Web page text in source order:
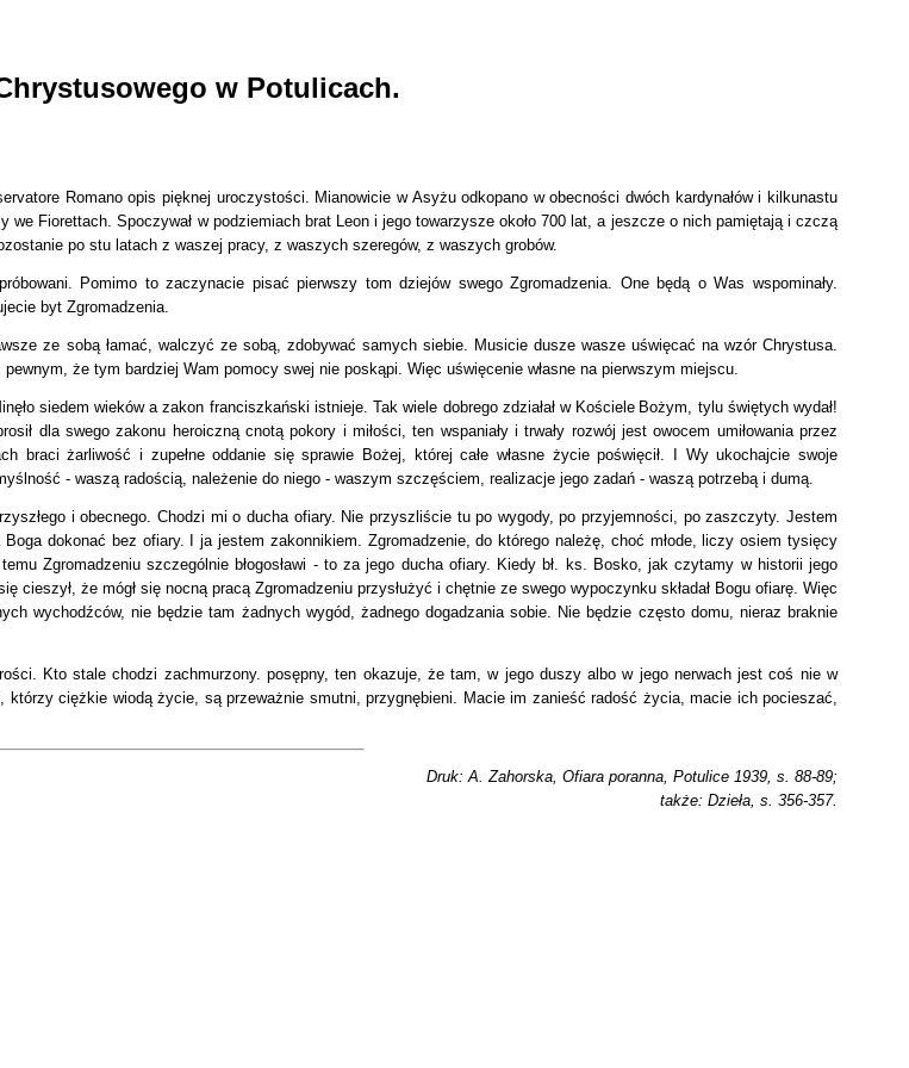
w Potulicach.
Romano opis pięknej uroczystości. Mianowicie w Asyżu odkopano w obecności dwóch kardynałów i kilkunastu
Fiorettach. Spoczywał w podziemiach brat Leon i jego towarzysze około 700 lat, a jeszcze o nich pamiętają i czczą
po stu latach z waszej pracy, z waszych szeregów, z waszych grobów.
Pomimo to zaczynacie pisać pierwszy tom dziejów swego Zgromadzenia. One będą o Was wspominały.
byt Zgromadzenia.
ze sobą łamać, walczyć ze sobą, zdobywać samych siebie. Musicie dusze wasze uświęcać na wzór Chrystusa.
że tym bardziej Wam pomocy swej nie poskąpi. Więc uświęcenie własne na pierwszym miejscu.
siedem wieków a zakon franciszkański istnieje. Tak wiele dobrego zdziałał w Kościele Bożym, tylu świętych wydał!
dla swego zakonu heroiczną cnotą pokory i miłości, ten wspaniały i trwały rozwój jest owocem umiłowania przez
braci żarliwość i zupełne oddanie się sprawie Bożej, której całe własne życie poświęcił. I Wy ukochajcie swoje
- waszą radością, należenie do niego - waszym szczęściem, realizacje jego zadań - waszą potrzebą i dumą.
i obecnego. Chodzi mi o ducha ofiary. Nie przyszliście tu po wygody, po przyjemności, po zaszczyty. Jestem
dokonać bez ofiary. I ja jestem zakonnikiem. Zgromadzenie, do którego należę, choć młode, liczy osiem tysięcy
Zgromadzeniu szczególnie błogosławi - to za jego ducha ofiary. Kiedy bł. ks. Bosko, jak czytamy w historii jego
cieszył, że mógł się nocną pracą Zgromadzeniu przysłużyć i chętnie ze swego wypoczynku składał Bogu ofiarę. Więc
wychodźców, nie będzie tam żadnych wygód, żadnego dogadzania sobie. Nie będzie często domu, nieraz braknie
Kto stale chodzi zachmurzony. posępny, ten okazuje, że tam, w jego duszy albo w jego nerwach jest coś nie w
ciężkie wiodą życie, są przeważnie smutni, przygnębieni. Macie im zanieść radość życia, macie ich pocieszać,
Druk: A. Zahorska, Ofiara poranna, Potulice 1939, s. 88-89;
także: Dzieła, s. 356-357.